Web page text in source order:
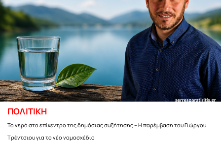
ΠΟΛΙΤΙΚΗ
Το νερό στο επίκεντρο της δημόσιας συζήτησης – Η παρέμβαση του Γιώργου
Τρέντσιου για το νέο νομοσχέδιο